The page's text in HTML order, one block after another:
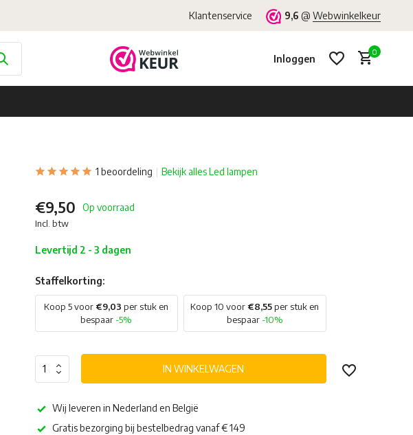
Klantenservice 9,6 @ Webwinkelkeur
Inloggen
0
1 beoordeling Bekijk alles Led lampen
€9,50 Op voorraad
Incl. btw
Levertijd 2 - 3 dagen
Staffelkorting:
Koop 5 voor€9,03 per stuk en
bespaar -5%
Koop 10 voor€8,55per stuk en
bespaar -10%
IN WINKELWAGEN
Wij leveren in Nederland en België
Gratis bezorging bij bestelbedrag vanaf € 149